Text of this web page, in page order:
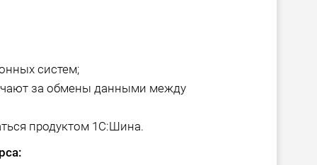
систем;
за обмены данными между
продуктом 1С:Шина.